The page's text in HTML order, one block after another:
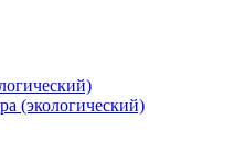
(экологический)